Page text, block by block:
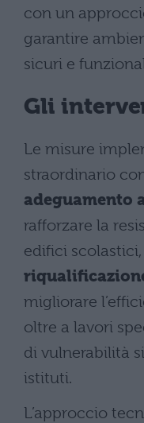
con un
garantire
sicuri e
Gli
Le misure
straordinario
adeguamento
rafforzare la
edifici scolastici,
migliorare
oltre a lavori
di vulnerabilità
istituti.
L’approccio